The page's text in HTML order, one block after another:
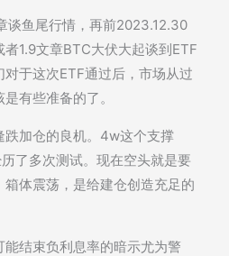
谈鱼尾行情，再前2023.12.30
1.9文章BTC大伏大起谈到ETF
于这次ETF通过后，市场从过
有些准备的了。
跌加仓的良机。4w这个支撑
了多次测试。现在空头就是要
体震荡，是给建仓创造充足的
结束负利息率的暗示尤为警